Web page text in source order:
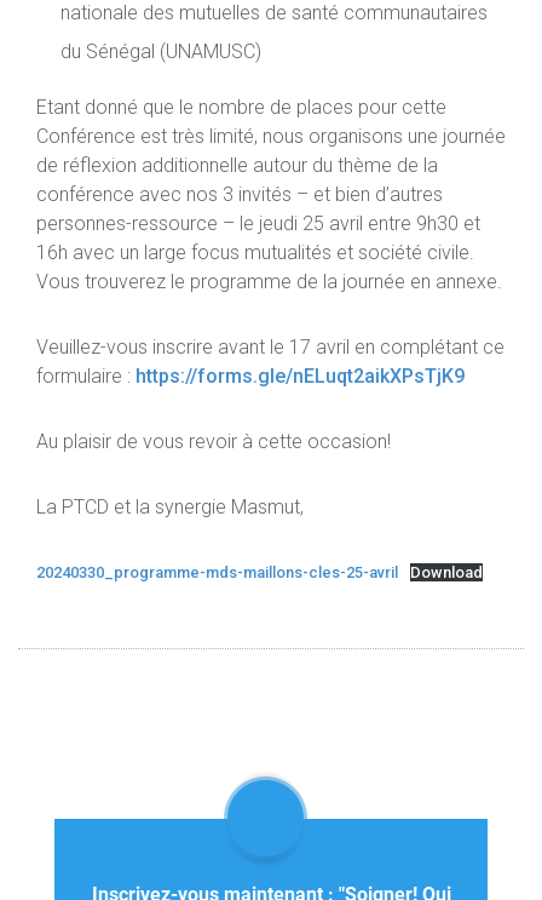
nationale des mutuelles de santé communautaires
du Sénégal (UNAMUSC)
Etant donné que le nombre de places pour cette
Conférence est très limité, nous organisons une journée
de réflexion additionnelle autour du thème de la
conférence avec nos 3 invités – et bien d’autres
personnes-ressource – le jeudi 25 avril entre 9h30 et
16h avec un large focus mutualités et société civile.
Vous trouverez le programme de la journée en annexe.
Veuillez-vous inscrire avant le 17 avril en complétant ce
formulaire : https://forms.gle/nELuqt2aikXPsTjK9
Au plaisir de vous revoir à cette occasion!
La PTCD et la synergie Masmut,
20240330_programme-mds-maillons-cles-25-avril Download
Inscrivez-vous maintenant : "Soigner! Qui